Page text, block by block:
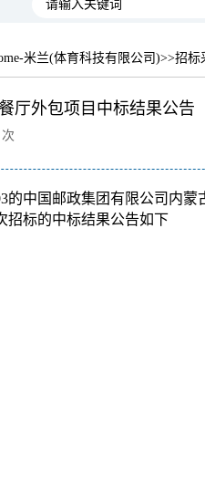
米兰(体育科技有限公司)>>招标
厅外包项目中标结果公告
的中国邮政集团有限公司内蒙
招标的中标结果公告如下